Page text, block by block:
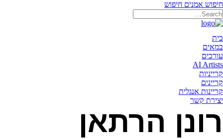
חיפוש אמנים חיפוש
בית
במאים
עורכים
AI Artists
קרייניות
קריינים
קריינות אנגלית
יצירת קשר
רונן הרתאן